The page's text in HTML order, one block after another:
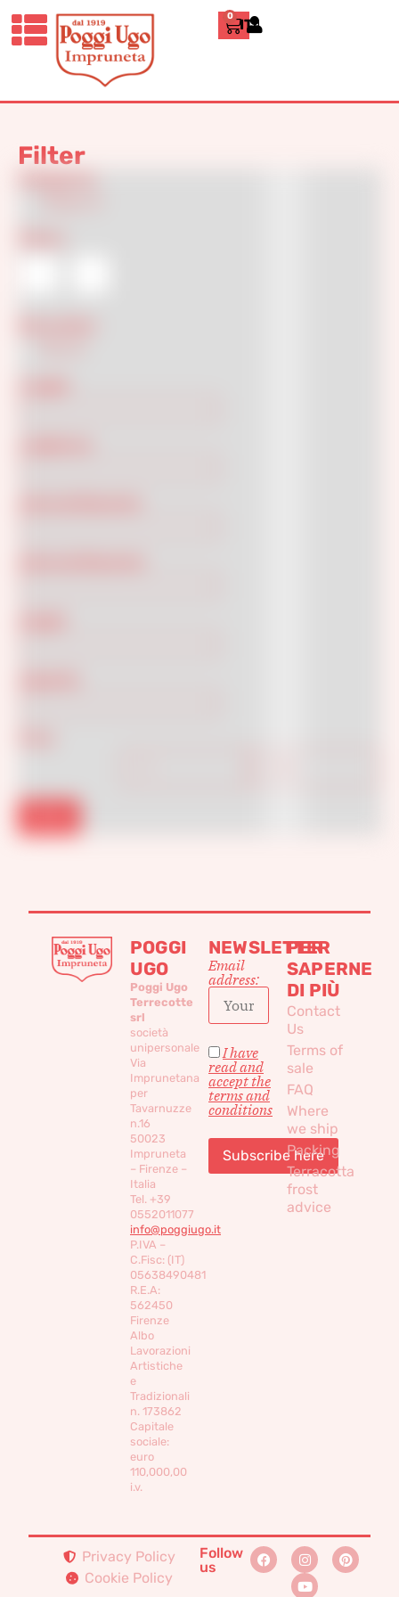
0 ITALIANO
Modern Vase
Modern Vase
Filter
POGGI
UGO
Poggi Ugo
Terrecotte
srl
società
unipersonale
Via
Imprunetana
per
Tavarnuzze
n.16
50023
Impruneta
– Firenze –
Italia
Tel. +39
0552011077
info@poggiugo.it
P.IVA –
C.Fisc: (IT)
05638490481
R.E.A:
562450
Firenze
Albo
Lavorazioni
Artistiche
e
Tradizionali
n. 173862
Capitale
sociale:
euro
110,000,00
i.v.
NEWSLETTER
Email
address:
I have
read and
accept the
terms and
conditions
PER
SAPERNE
DI PIÙ
Contact
Us
Terms of
sale
FAQ
Where
we ship
Packing
Terracotta
frost
advice
Privacy Policy
Cookie Policy
Follow
us